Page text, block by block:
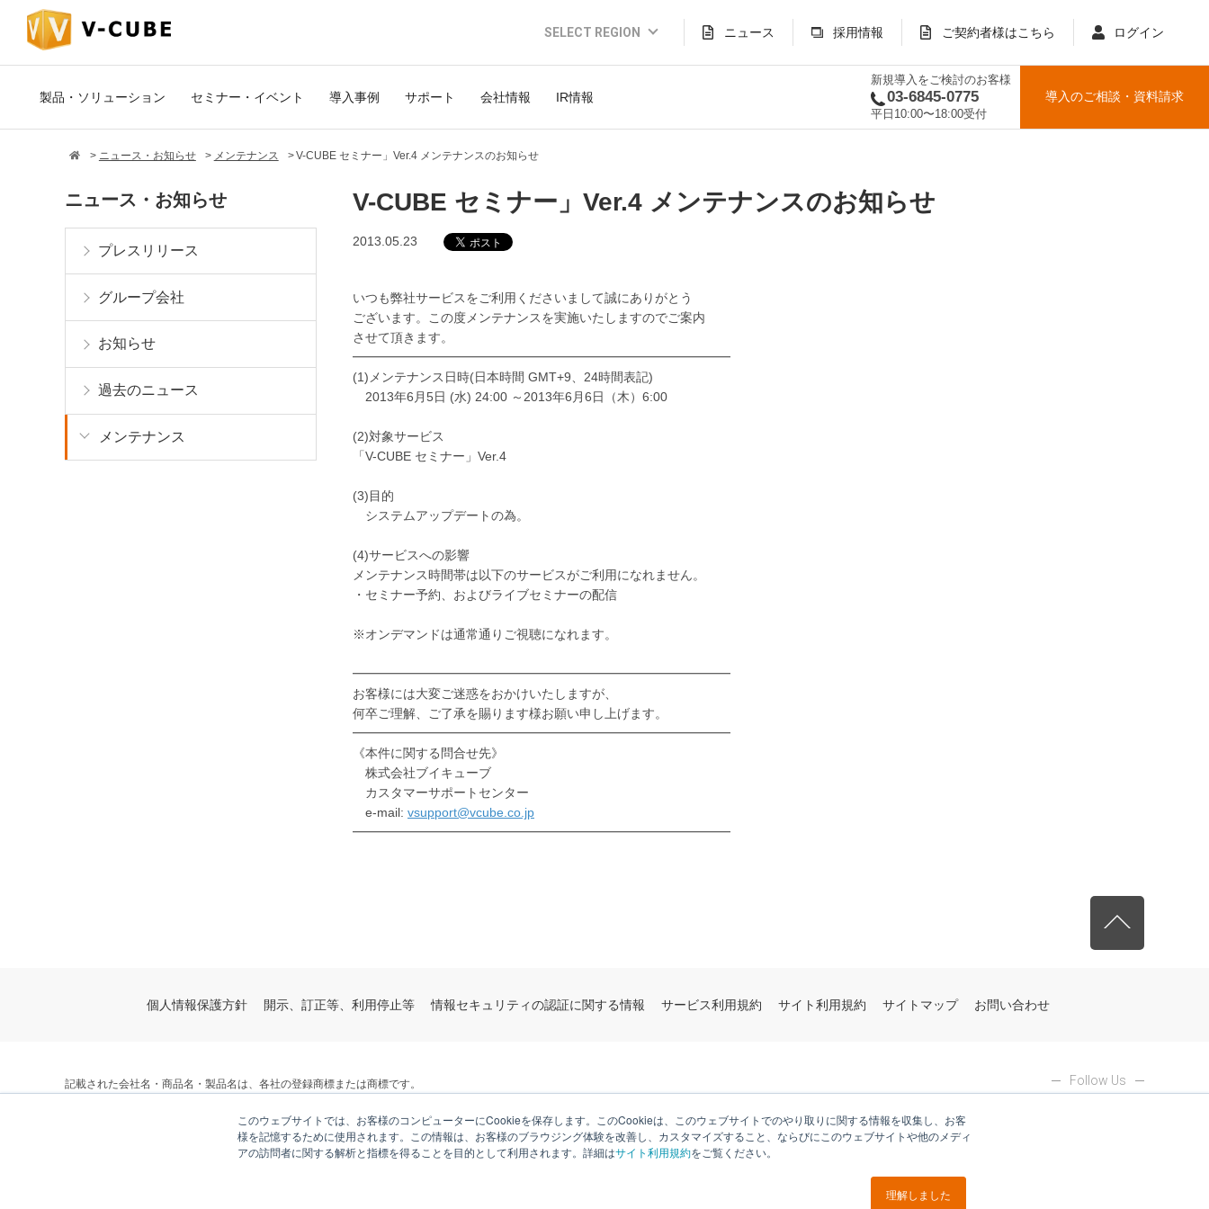
このウェブサイトでは、お客様のコンピューターにCookieを保存します。このCookieは、このウェブサイトでのやり取りに関する情報を収集し、お客
様を記憶するために使用されます。この情報は、お客様のブラウジング体験を改善し、カスタマイズすること、ならびにこのウェブサイトや他のメディ
アの訪問者に関する解析と指標を得ることを目的として利用されます。詳細はサイト利用規約をご覧ください。
理解しました
SELECT REGION
Global Website (English)
JAPAN (日本語)
INDONESIA (Bahasa)
ニュース 採用情報 ご契約者様はこちら ログイン
製品・ソリューション セミナー・イベント 導入事例 サポート 会社情報 IR情報
新規導入をご検討のお客様
03-6845-0775
平日10:00〜18:00受付
導入のご相談 ・ 資料請求
ニュース・お知らせ メンテナンス V-CUBE セミナー」Ver.4 メンテナンスのお知らせ
V-CUBE セミナー」Ver.4 メンテナンスのお知らせ
2013.05.23
いつも弊社サービスをご利用くださいまして誠にありがとう
ございます。この度メンテナンスを実施いたしますのでご案内
させて頂きます。
━━━━━━━━━━━━━━━━━━━━━━━━━━━━━━
(1)メンテナンス日時(日本時間 GMT+9、24時間表記)
2013年6月5日 (水) 24:00 ～2013年6月6日（木）6:00
(2)対象サービス
「V-CUBE セミナー」Ver.4
(3)目的
システムアップデートの為。
(4)サービスへの影響
メンテナンス時間帯は以下のサービスがご利用になれません。
・セミナー予約、およびライブセミナーの配信
※オンデマンドは通常通りご視聴になれます。
━━━━━━━━━━━━━━━━━━━━━━━━━━━━━━
お客様には大変ご迷惑をおかけいたしますが、
何卒ご理解、ご了承を賜ります様お願い申し上げます。
━━━━━━━━━━━━━━━━━━━━━━━━━━━━━━
《本件に関する問合せ先》
株式会社ブイキューブ
カスタマーサポートセンター
e-mail: vsupport@vcube.co.jp
━━━━━━━━━━━━━━━━━━━━━━━━━━━━━━
ニュース・お知らせ
プレスリリース
グループ会社
お知らせ
過去のニュース
メンテナンス
個人情報保護方針 開示、訂正等、利用停止等 情報セキュリティの認証に関する情報 サービス利用規約 サイト利用規約 サイトマップ お問い合わせ
記載された会社名・商品名・製品名は、各社の登録商標または商標です。
Follow Us